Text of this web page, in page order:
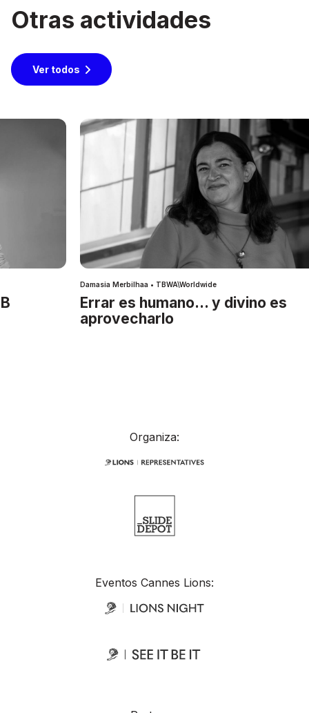
Otras actividades
Ver todos
Damasia Merbilhaa • TBWA\Worldwide
Errar es humano… y divino es
aprovecharlo
Organiza:
Eventos Cannes Lions: